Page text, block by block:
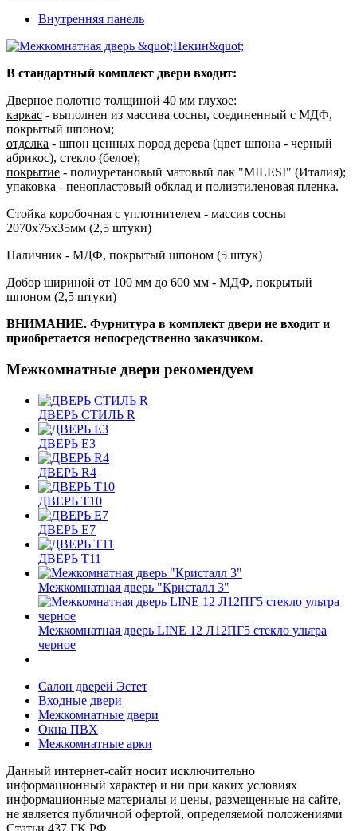
Внутренняя панель
В стандартный комплект двери входит:
Дверное полотно толщиной 40 мм глухое:
каркас - выполнен из массива сосны, соединенный с МДФ,
покрытый шпоном;
отделка - шпон ценных пород дерева (цвет шпона - черный
абрикос), стекло (белое);
покрытие - полиуретановый матовый лак "MILESI" (Италия);
упаковка - пенопластовый обклад и полиэтиленовая пленка.
Стойка коробочная с уплотнителем - массив сосны
2070х75х35мм (2,5 штуки)
Наличник - МДФ, покрытый шпоном (5 штук)
Добор шириной от 100 мм до 600 мм - МДФ, покрытый
шпоном (2,5 штуки)
ВНИМАНИЕ. Фурнитура в комплект двери не входит и
приобретается непосредственно заказчиком.
Межкомнатные двери рекомендуем
ДВЕРЬ СТИЛЬ R
ДВЕРЬ E3
ДВЕРЬ R4
ДВЕРЬ T10
ДВЕРЬ E7
ДВЕРЬ T11
Межкомнатная дверь "Кристалл 3"
Межкомнатная дверь LINE 12 Л12ПГ5 стекло ультра
черное
Салон дверей Эстет
Входные двери
Межкомнатные двери
Окна ПВХ
Межкомнатные арки
Данный интернет-сайт носит исключительно
информационный характер и ни при каких условиях
информационные материалы и цены, размещенные на сайте,
не является публичной офертой, определяемой положениями
Статьи 437 ГК РФ